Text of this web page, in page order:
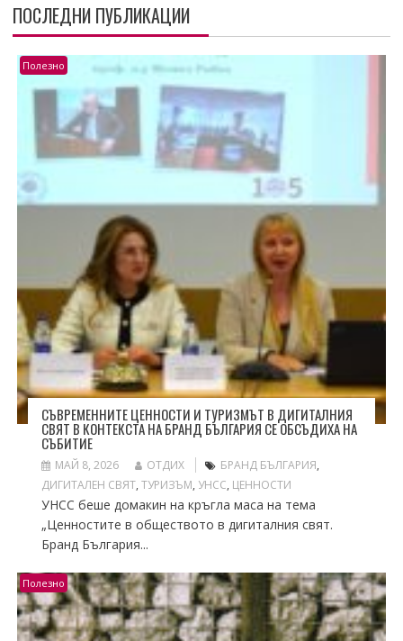
ПОСЛЕДНИ ПУБЛИКАЦИИ
Полезно
СЪВРЕМЕННИТЕ ЦЕННОСТИ И ТУРИЗМЪТ В ДИГИТАЛНИЯ
СВЯТ В КОНТЕКСТА НА БРАНД БЪЛГАРИЯ СЕ ОБСЪДИХА НА
СЪБИТИЕ
МАЙ 8, 2026 ОТДИХ БРАНД БЪЛГАРИЯ,
ДИГИТАЛЕН СВЯТ, ТУРИЗЪМ, УНСС, ЦЕННОСТИ
УНСС беше домакин на кръгла маса на тема
„Ценностите в обществото в дигиталния свят.
Бранд България...
Полезно